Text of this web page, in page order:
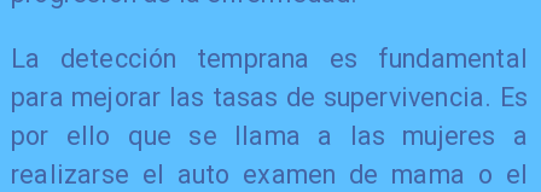
La detección temprana es fundamental
para mejorar las tasas de supervivencia. Es
por ello que se llama a las mujeres a
realizarse el auto examen de mama o el